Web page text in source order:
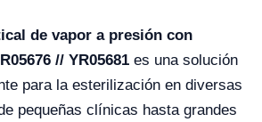
de vapor a presión con
// YR05681 es una solución
para la esterilización en diversas
pequeñas clínicas hasta grandes